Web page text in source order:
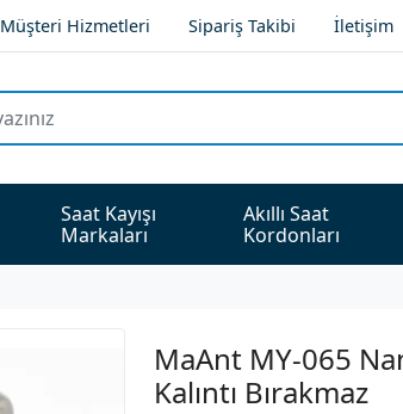
Müşteri Hizmetleri Sipariş Takibi İletişim
Saat Kayışı
Markaları
Akıllı Saat
Kordonları
MaAnt MY-065
Kalıntı Bırakmaz